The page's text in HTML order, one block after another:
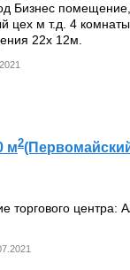
Бизнес
цех м т.д. 4
22х 12м.
м2
торгового